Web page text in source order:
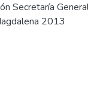
Secretaría General
2013